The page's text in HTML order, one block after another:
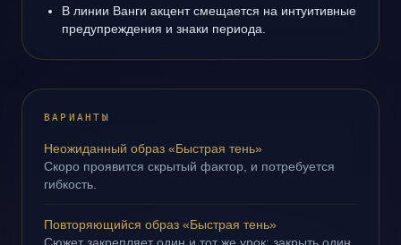
В линии Ванги акцент смещается на интуитивные
предупреждения и знаки периода.
ВАРИАНТЫ
Неожиданный образ «Быстрая тень»
Скоро проявится скрытый фактор, и потребуется
гибкость.
Повторяющийся образ «Быстрая тень»